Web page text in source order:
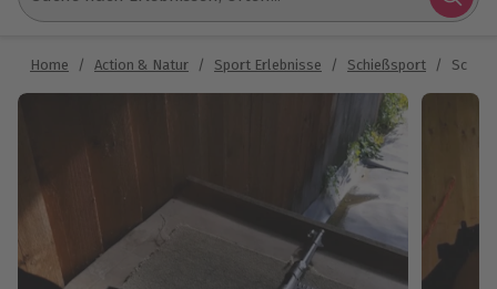
Home / Action & Natur / Sport Erlebnisse / Schießsport /